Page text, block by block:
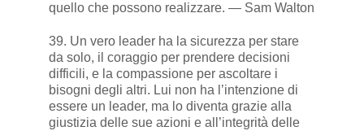
quello che possono realizzare. — Sam Walton
39. Un vero leader ha la sicurezza per stare
da solo, il coraggio per prendere decisioni
difficili, e la compassione per ascoltare i
bisogni degli altri. Lui non ha l’intenzione di
essere un leader, ma lo diventa grazie alla
giustizia delle sue azioni e all’integrità delle